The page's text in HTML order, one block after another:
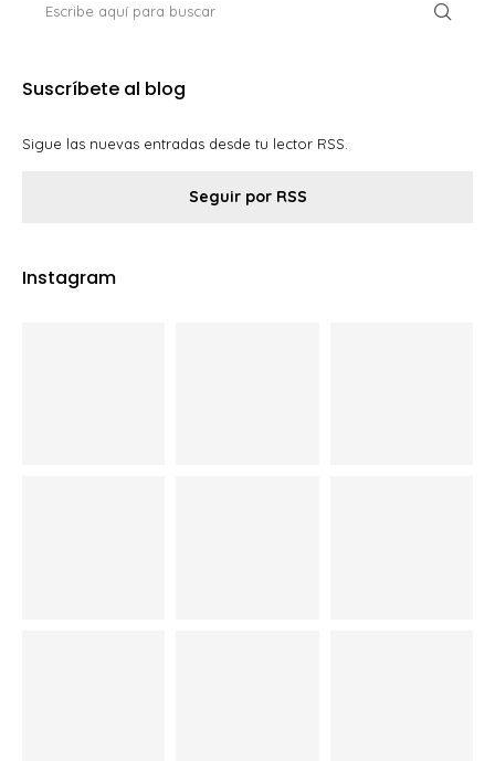
Suscríbete al blog
Sigue las nuevas entradas desde tu lector RSS.
Seguir por RSS
Instagram